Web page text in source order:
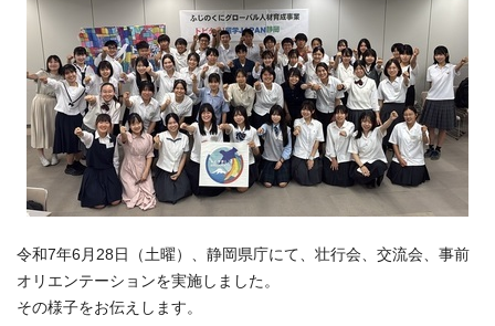
令和7年6月28日（土曜）、静岡県庁にて、壮行会、交流会、事前
オリエンテーションを実施しました。
その様子をお伝えします。